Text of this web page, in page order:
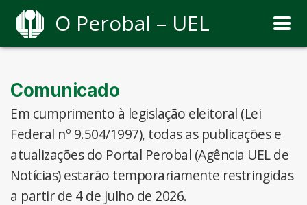
O Perobal – UEL
Comunicado
Em cumprimento à legislação eleitoral (Lei
Federal nº 9.504/1997), todas as publicações e
atualizações do Portal Perobal (Agência UEL de
Notícias) estarão temporariamente restringidas
a partir de 4 de julho de 2026.